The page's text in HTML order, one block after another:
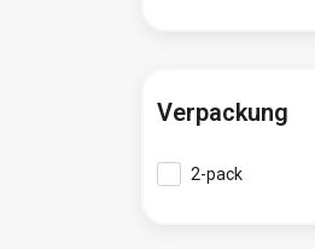
Verpackung
2-pack